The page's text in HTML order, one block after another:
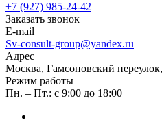
+7 (927) 985-24-42
Заказать звонок
E-mail
Sv-consult-group@yandex.ru
Адрес
Москва, Гамсоновский
Режим работы
Пн. – Пт.: с 9:00 до 18:00